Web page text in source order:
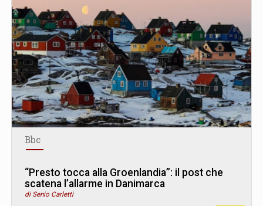
Bbc
“Presto tocca alla Groenlandia”: il post che
scatena l’allarme in Danimarca
di Senio Carletti